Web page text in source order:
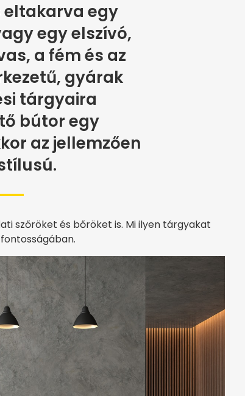
eltakarva egy
egy elszívó,
a fém és az
gyárak
tárgyaira
bútor egy
az jellemzően
szőröket és bőröket is. Mi ilyen tárgyakat